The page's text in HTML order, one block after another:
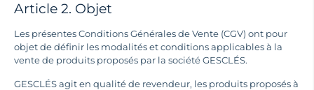
Article 2. Objet
Les présentes Conditions Générales de Vente (CGV) ont pour
objet de définir les modalités et conditions applicables à la
vente de produits proposés par la société GESCLÉS.
GESCLÉS agit en qualité de revendeur, les produits proposés à